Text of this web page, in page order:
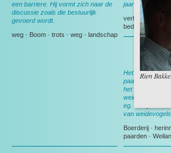
Rien
een barriere. Hij vormt zich naar de
discussie zoals die bestuurlijk
gevoerd wordt.
weg - Boom - trots - weg - landschap
jaar gereden.
verhuizen
bedrijf-
Bert van
Het meeste
paard gedaan.
het land
weideseizoen.
eg. Ik liep er
van weidevogels.
Boerderij -
paarden -